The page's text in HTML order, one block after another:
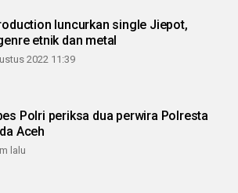
luncurkan single Jiepot,
etnik dan metal
2022 11:39
Polri periksa dua perwira Polresta
Aceh
lalu